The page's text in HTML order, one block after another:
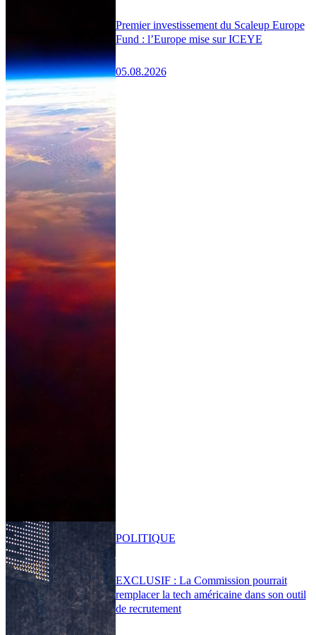
Premier investissement du Scaleup Europe
Fund : l’Europe mise sur ICEYE
05.08.2026
EXCLUSIF : La Commission pourrait
remplacer la tech américaine dans son outil
de recrutement
POLITIQUE